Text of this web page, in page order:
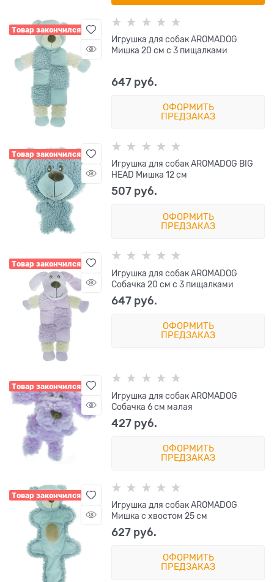
Товар закончился
Игрушка для собак AROMADOG
Мишка 20 см с 3 пищалками
647 руб.
ОФОРМИТЬ
ПРЕДЗАКАЗ
Товар закончился
Игрушка для собак AROMADOG BIG
HEAD Мишка 12 см
507 руб.
ОФОРМИТЬ
ПРЕДЗАКАЗ
Товар закончился
Игрушка для собак AROMADOG
Собачка 20 см с 3 пищалками
647 руб.
ОФОРМИТЬ
ПРЕДЗАКАЗ
Товар закончился
Игрушка для собак AROMADOG
Собачка 6 см малая
427 руб.
ОФОРМИТЬ
ПРЕДЗАКАЗ
Товар закончился
Игрушка для собак AROMADOG
Мишка с хвостом 25 см
627 руб.
ОФОРМИТЬ
ПРЕДЗАКАЗ